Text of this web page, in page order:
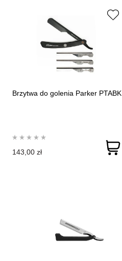
Brzytwa do golenia Parker PTABK
143,00 zł